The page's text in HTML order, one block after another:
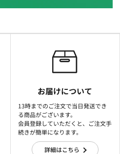
お届けについて
13時までのご注文で当日発送でき
る商品がございます。
会員登録していただくと、ご注文手
続きが簡単になります。
詳細はこちら